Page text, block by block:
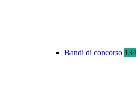
Bandi di concorso 134